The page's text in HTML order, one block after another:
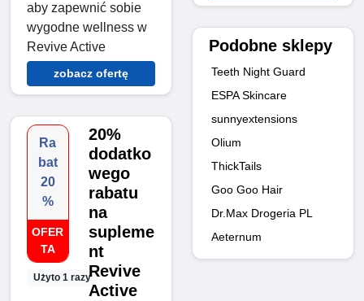
aby zapewnić sobie
wygodne wellness w
Revive Active
zobacz ofertę
Ra
bat
20
%
OFER
TA
Użyto 1 razy
20%
dodatko
wego
rabatu
na
supleme
nt
Revive
Active
Podobne sklepy
Teeth Night Guard
ESPA Skincare
sunnyextensions
Olium
ThickTails
Goo Goo Hair
Dr.Max Drogeria PL
Aeternum